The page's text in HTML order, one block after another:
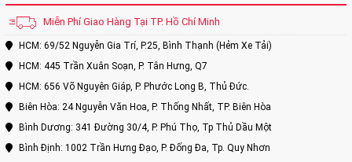
Miễn Phí Giao Hàng Tại TP. Hồ Chí Minh
HCM: 69/52 Nguyễn Gia Trí, P.25, Bình Thạnh (Hẻm Xe Tải)
HCM: 445 Trần Xuân Soạn, P. Tân Hưng, Q7
HCM: 656 Võ Nguyên Giáp, P. Phước Long B, Thủ Đức.
Biên Hòa: 24 Nguyễn Văn Hoa, P. Thống Nhất, TP. Biên Hòa
Bình Dương: 341 Đường 30/4, P. Phú Thọ, Tp Thủ Dầu Một
Bình Định: 1002 Trần Hưng Đạo, P. Đống Đa, Tp. Quy Nhơn